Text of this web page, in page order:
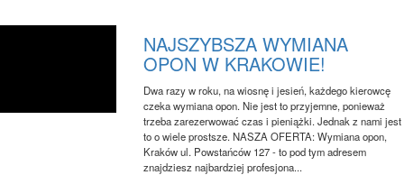
NAJSZYBSZA WYMIANA
OPON W KRAKOWIE!
Dwa razy w roku, na wiosnę i jesień, każdego kierowcę
czeka wymiana opon. Nie jest to przyjemne, ponieważ
trzeba zarezerwować czas i pieniążki. Jednak z nami jest
to o wiele prostsze. NASZA OFERTA: Wymiana opon,
Kraków ul. Powstańców 127 - to pod tym adresem
znajdziesz najbardziej profesjona...